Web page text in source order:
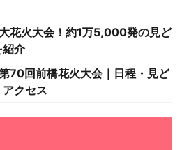
花火大会！約1万5,000発の見ど
紹介
70回前橋花火大会｜日程・見ど
クセス